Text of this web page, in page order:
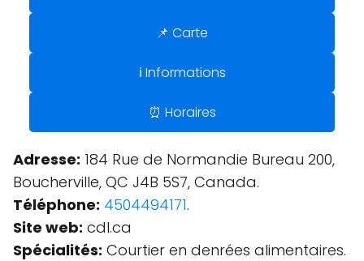
📌 Carte
ℹ️ Informations
⏰ Horaires
Adresse: 184 Rue de Normandie Bureau 200,
Boucherville, QC J4B 5S7, Canada.
Téléphone: 4504494171.
Site web: cdl.ca
Spécialités: Courtier en denrées alimentaires.